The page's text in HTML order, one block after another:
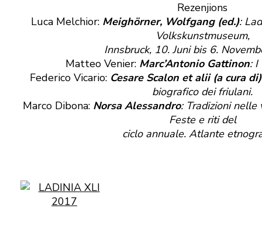
Rezenjions
Luca Melchior: Meighörner, Wolfgang (ed.):
Volkskunstmuseum,
Innsbruck, 10. Juni bis 6.
Matteo Venier: Marc’Antonio Gattinon: I
Federico Vicario: Cesare Scalon et alii (a cura di)
biografico dei friulani.
Marco Dibona: Norsa Alessandro: Tradizioni nelle
Feste e riti del
ciclo annuale. Atlante